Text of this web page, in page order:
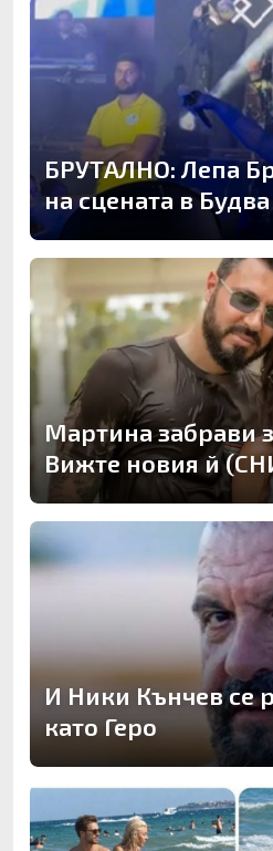
БРУТАЛНО: Лепа
на сцената в
Мартина забрави
Вижте новия й
И Ники Кънчев се
като Геро